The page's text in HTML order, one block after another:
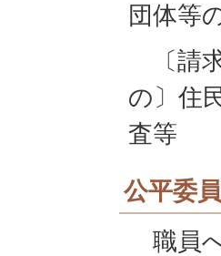
団体等
〔請
の〕住
査等
公平委
職員